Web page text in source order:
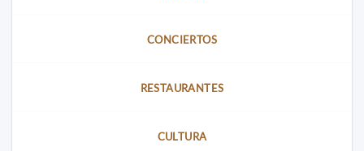
CONCIERTOS
RESTAURANTES
CULTURA